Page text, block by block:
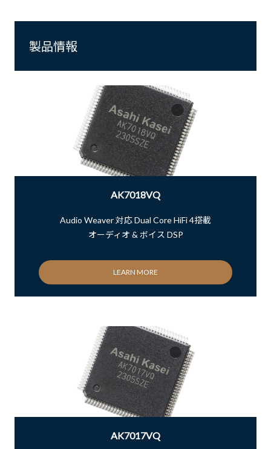
製品情報
AK7018VQ
Audio Weaver 対応 Dual Core HiFi 4搭載
オーディオ & ボイス DSP
LEARN MORE
AK7017VQ